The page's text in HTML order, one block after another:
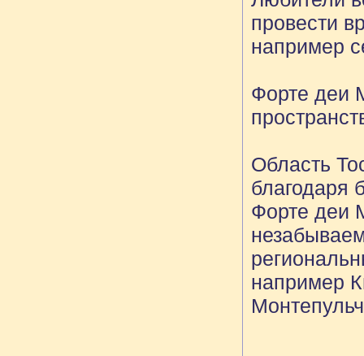
провести
например
Форте деи
Область
благодаря
Форте деи
например